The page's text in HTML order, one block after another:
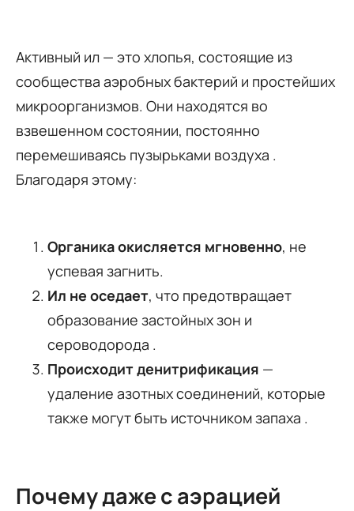
Активный ил — это хлопья, состоящие из
сообщества аэробных бактерий и простейших
микроорганизмов. Они находятся во
взвешенном состоянии, постоянно
перемешиваясь пузырьками воздуха .
Благодаря этому:
Органика окисляется мгновенно, не
успевая загнить.
Ил не оседает, что предотвращает
образование застойных зон и
сероводорода .
Происходит денитрификация —
удаление азотных соединений, которые
также могут быть источником запаха .
Почему даже с аэрацией